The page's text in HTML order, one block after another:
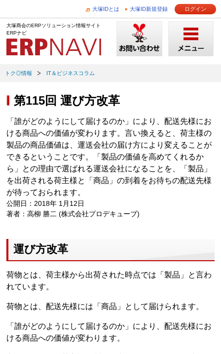
大塚IDとは 大塚ID新規登録 ログイン
大塚商会のERPソリューション情報サイト
ERPナビ
トク◎情報 IT＆ビジネスコラム
第115回 運び方改革
「誰がどのようにして届けるのか」により、配送先様にお
ける商品への価値が変わります。言い換えると、荷主様の
製品の商品価値は、運送会社の届け方により変えることが
できるということです。「製品の価値を高めてくれるか
ら」との理由で選ばれる運送会社になることを、「製品」
を出荷される荷主様と「商品」の到着をお待ちの配送先様
が待っておられます。
公開日：2018年 1月12日
著者：高柳 勝二 (株式会社プロデキューブ)
運び方改革
荷物とは、荷主様から出荷された時点では「製品」と言わ
れています。
荷物とは、配送先様には「商品」として届けられます。
「誰がどのようにして届けるのか」により、配送先様にお
ける商品への価値が変わります。